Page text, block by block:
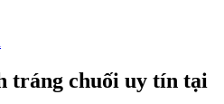
tráng chuối uy tín tại